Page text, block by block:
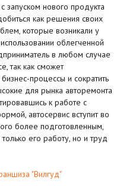
запуском нового продукта
как решения своих
которые возникали у
облегченной
в любом случае
так как сможет
процессы и сократить
для рынка авторемонта
к работе с
автосервис вступит во
более подготовленным,
его работу, но и труд
"Вилгуд"